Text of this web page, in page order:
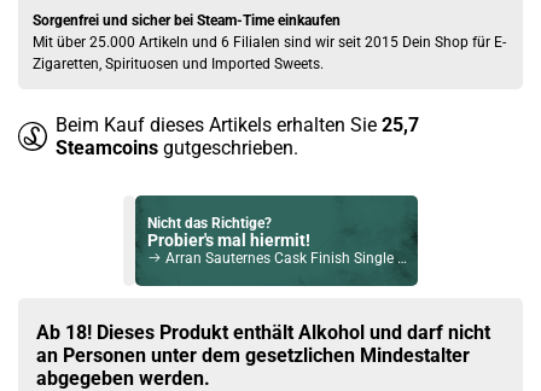
Sorgenfrei und sicher bei Steam-Time einkaufen
Mit über 25.000 Artikeln und 6 Filialen sind wir seit 2015 Dein Shop für E-
Zigaretten, Spirituosen und Imported Sweets.
Beim Kauf dieses Artikels erhalten Sie 25,7
Steamcoins gutgeschrieben.
Nicht das Richtige?
Probier's mal hiermit!
Arran Sauternes Cask Finish Single Malt Scotch Whisky 50% Vol. 700ml
Check das mal!
Ron Quorhum 30 Aniversario Cask Strength Rum 50% Vol. 700ml
Ab 18! Dieses Produkt enthält Alkohol und darf nicht
an Personen unter dem gesetzlichen Mindestalter
abgegeben werden.